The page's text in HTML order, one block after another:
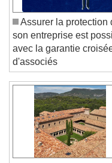
Video Player is
Play Video
Play
Skip
Unmute
Current Time
Assurer la protection
son entreprise est
avec la garantie croisée
d'associés